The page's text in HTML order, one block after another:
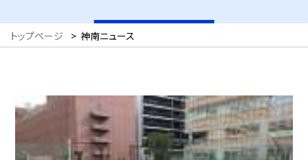
トップページ > 神南ニュース